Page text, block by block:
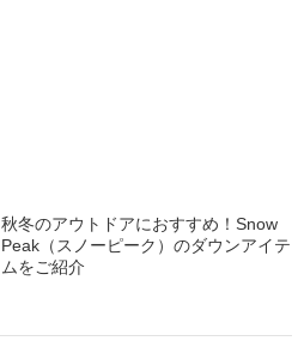
秋冬のアウトドアにおすすめ！Snow
Peak（スノーピーク）のダウンアイテ
ムをご紹介